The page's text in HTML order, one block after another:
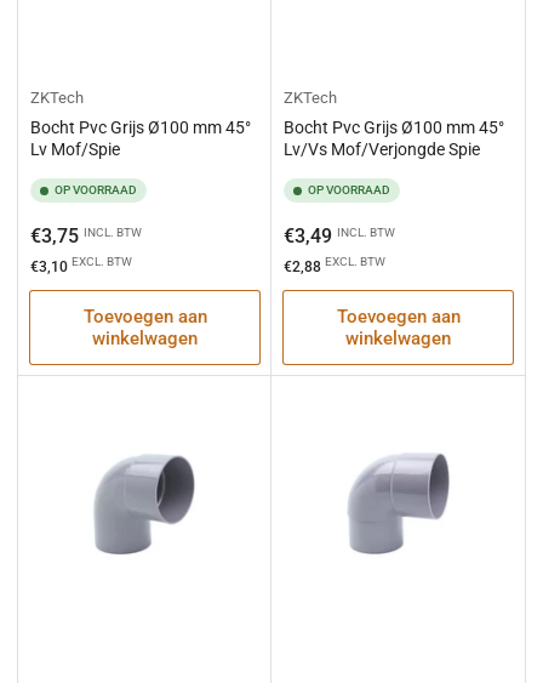
ZKTech
Bocht Pvc Grijs Ø100 mm 45°
Lv Mof/Spie
OP VOORRAAD
Normale
prijs
€3,75 INCL. BTW
€3,10 EXCL. BTW
Toevoegen aan
winkelwagen
ZKTech
Bocht Pvc Grijs Ø100 mm 45°
Lv/Vs Mof/Verjongde Spie
OP VOORRAAD
Normale
prijs
€3,49 INCL. BTW
€2,88 EXCL. BTW
Toevoegen aan
winkelwagen